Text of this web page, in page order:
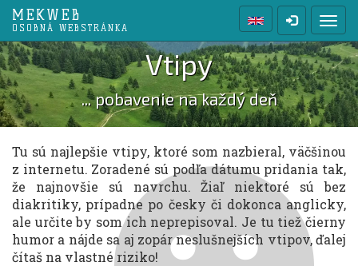
MEKWEB
OSOBNÁ WEBSTRÁNKA
Vtipy
... pobavenie na každý deň
Tu sú najlepšie vtipy, ktoré som nazbieral, väčšinou
z internetu. Zoradené sú podľa dátumu pridania tak,
že najnovšie sú navrchu. Žiaľ niektoré sú bez
diakritiky, prípadne po česky či dokonca anglicky,
ale určite by som ich neprepisoval. Je tu tiež čierny
humor a nájde sa aj zopár neslušnejších vtipov, ďalej
čítaš na vlastné riziko!